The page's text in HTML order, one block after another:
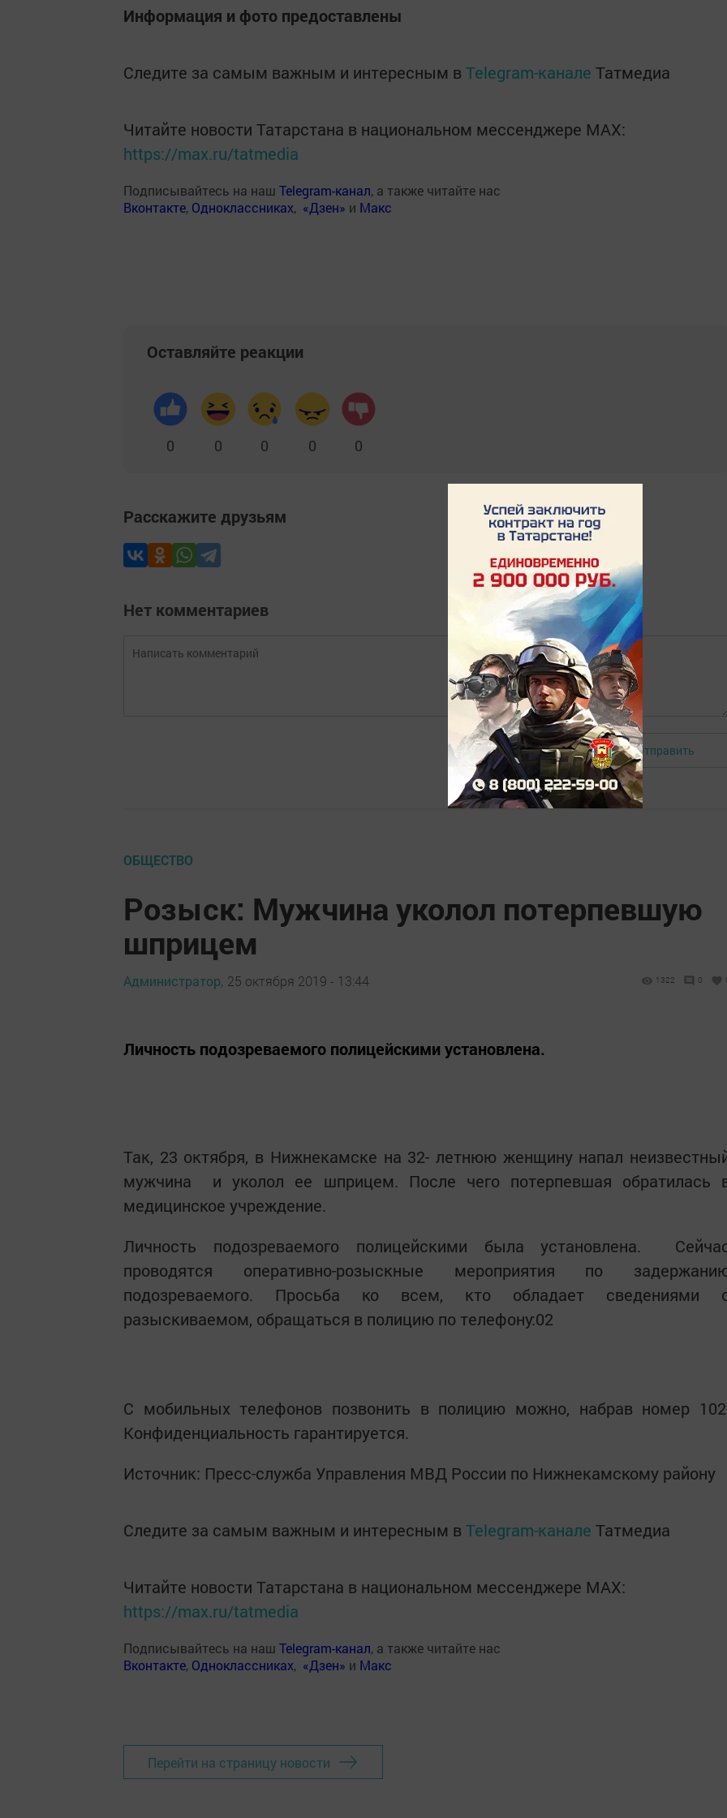
Информация и фото предоставлены
Следите за самым важным и интересным в Telegram-канале Татмедиа
Читайте новости Татарстана в национальном мессенджере MАХ:
https://max.ru/tatmedia
Подписывайтесь на наш Telegram-канал, а также читайте нас
Вконтакте, Одноклассниках, «Дзен» и Макс
Оставляйте реакции
0 0 0 0 0
Расскажите друзьям
Нет комментариев
Авторизоваться Отправить
ОБЩЕСТВО
Розыск: Мужчина уколол потерпевшую
шприцем
Администратор, 25 октября 2019 - 13:44 1322 0
Личность подозреваемого полицейскими установлена.
Так, 23 октября, в Нижнекамске на 32- летнюю женщину напал
мужчина и уколол ее шприцем. После чего потерпевшая обратилась
медицинское учреждение.
Личность подозреваемого полицейскими была установлена.
проводятся оперативно-розыскные мероприятия по
подозреваемого. Просьба ко всем, кто обладает сведениями
разыскиваемом, обращаться в полицию по телефону:02
С мобильных телефонов позвонить в полицию можно, набрав номер
Конфиденциальность гарантируется.
Источник: Пресс-служба Управления МВД России по Нижнекамскому району
Следите за самым важным и интересным в Telegram-канале Татмедиа
Читайте новости Татарстана в национальном мессенджере MАХ:
https://max.ru/tatmedia
Подписывайтесь на наш Telegram-канал, а также читайте нас
Вконтакте, Одноклассниках, «Дзен» и Макс
Перейти на страницу новости